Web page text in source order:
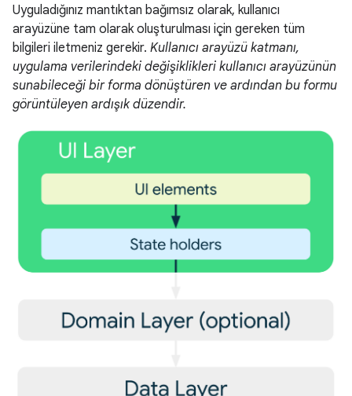
Uyguladığınız mantıktan bağımsız olarak, kullanıcı
arayüzüne tam olarak oluşturulması için gereken tüm
bilgileri iletmeniz gerekir. Kullanıcı arayüzü katmanı,
uygulama verilerindeki değişiklikleri kullanıcı arayüzünün
sunabileceği bir forma dönüştüren ve ardından bu formu
görüntüleyen ardışık düzendir.